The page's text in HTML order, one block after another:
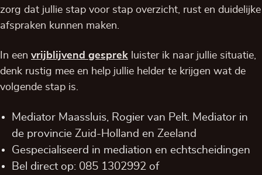
zorg dat jullie stap voor stap overzicht, rust en duidelijke
afspraken kunnen maken.
In een vrijblijvend gesprek luister ik naar jullie situatie,
denk rustig mee en help jullie helder te krijgen wat de
volgende stap is.
Mediator Maassluis, Rogier van Pelt. Mediator in
de provincie Zuid-Holland en Zeeland
Gespecialiseerd in mediation en echtscheidingen
Bel direct op: 085 1302992 of